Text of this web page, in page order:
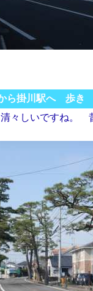
ら掛川駅へ 歩き
々しいですね。